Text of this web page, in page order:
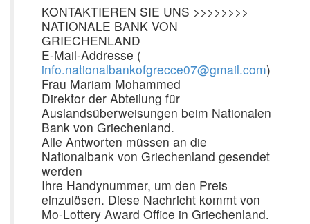
KONTAKTIEREN SIE UNS >>>>>>>>
NATIONALE BANK VON
GRIECHENLAND
E-Mail-Addresse (
info.nationalbankofgrecce07@gmail.com)
Frau Mariam Mohammed
Direktor der Abteilung für
Auslandsüberweisungen beim Nationalen
Bank von Griechenland.
Alle Antworten müssen an die
Nationalbank von Griechenland gesendet
werden
Ihre Handynummer, um den Preis
einzulösen. Diese Nachricht kommt von
Mo-Lottery Award Office in Griechenland.